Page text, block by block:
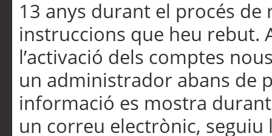
13 anys durant el procés de
instruccions que heu rebut.
l’activació dels comptes
un administrador abans de
informació es mostra
un correu electrònic,